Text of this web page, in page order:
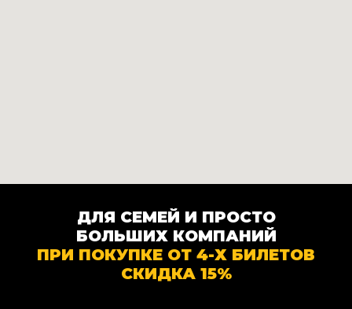
ДЛЯ СЕМЕЙ И ПРОСТО
БОЛЬШИХ КОМПАНИЙ
ПРИ ПОКУПКЕ ОТ 4-Х БИЛЕТОВ
СКИДКА 15%